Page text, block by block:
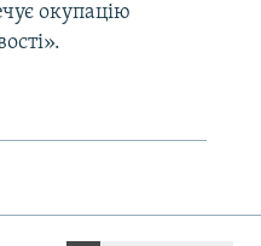
окупацію